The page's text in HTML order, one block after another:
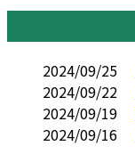
2024/09/25
2024/09/22
2024/09/19
2024/09/16